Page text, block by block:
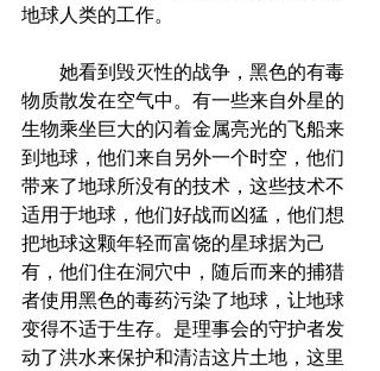
地球人类的工作。
她看到毁灭性的战争，黑色的有毒
物质散发在空气中。有一些来自外星的
生物乘坐巨大的闪着金属亮光的飞船来
到地球，他们来自另外一个时空，他们
带来了地球所没有的技术，这些技术不
适用于地球，他们好战而凶猛，他们想
把地球这颗年轻而富饶的星球据为己
有，他们住在洞穴中，随后而来的捕猎
者使用黑色的毒药污染了地球，让地球
变得不适于生存。是理事会的守护者发
动了洪水来保护和清洁这片土地，这里